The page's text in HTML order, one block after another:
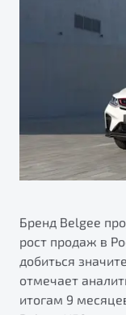
от 2 219 990 ₽*
В
S50
Belgee Плюс
Реферальная
Помощь на дорогах
О дилерском центре
Бренд Belgee
рост продаж в
добиться
отмечает
итогам 9